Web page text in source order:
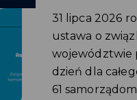
31 lipca 2026
ustawa o
województwie
dzień dla
61